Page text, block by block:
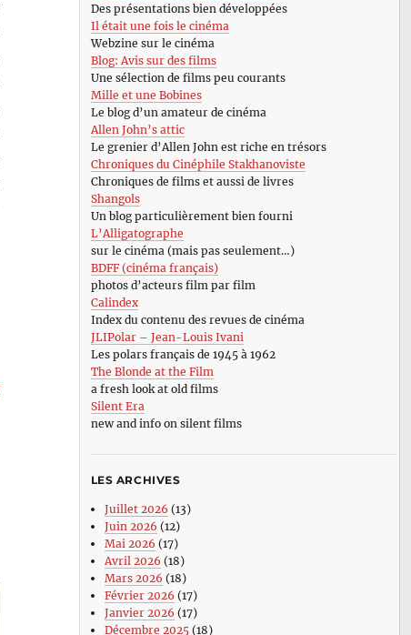
Des présentations bien développées
Il était une fois le cinéma
Webzine sur le cinéma
Blog: Avis sur des films
Une sélection de films peu courants
Mille et une Bobines
Le blog d’un amateur de cinéma
Allen John’s attic
Le grenier d’Allen John est riche en trésors
Chroniques du Cinéphile Stakhanoviste
Chroniques de films et aussi de livres
Shangols
Un blog particulièrement bien fourni
L’Alligatographe
sur le cinéma (mais pas seulement…)
BDFF (cinéma français)
photos d’acteurs film par film
Calindex
Index du contenu des revues de cinéma
JLIPolar – Jean-Louis Ivani
Les polars français de 1945 à 1962
The Blonde at the Film
a fresh look at old films
Silent Era
new and info on silent films
LES ARCHIVES
Juillet 2026 (13)
Juin 2026 (12)
Mai 2026 (17)
Avril 2026 (18)
Mars 2026 (18)
Février 2026 (17)
Janvier 2026 (17)
Décembre 2025(18)